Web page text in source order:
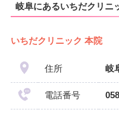
岐阜にあるいちだクリニ
いちだクリニック 本院
住所 岐
電話番号